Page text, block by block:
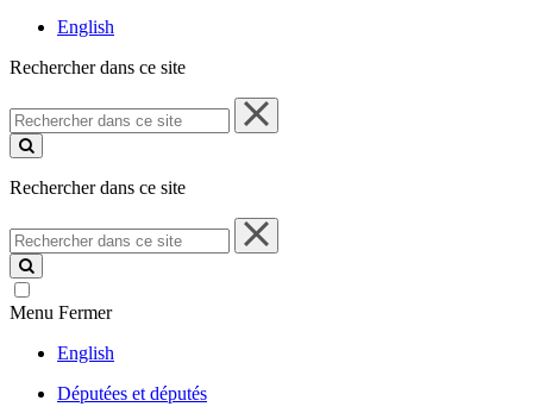
English
Rechercher dans ce site
Rechercher
dans
ce
Rechercher dans ce site
Rechercher
dans
ce
site
Menu Fermer
English
Députées et députés